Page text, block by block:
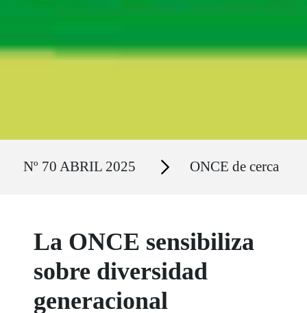
Nº 70 ABRIL 2025 Secciones ONCE de cerca
La ONCE sensibiliza
sobre diversidad
generacional